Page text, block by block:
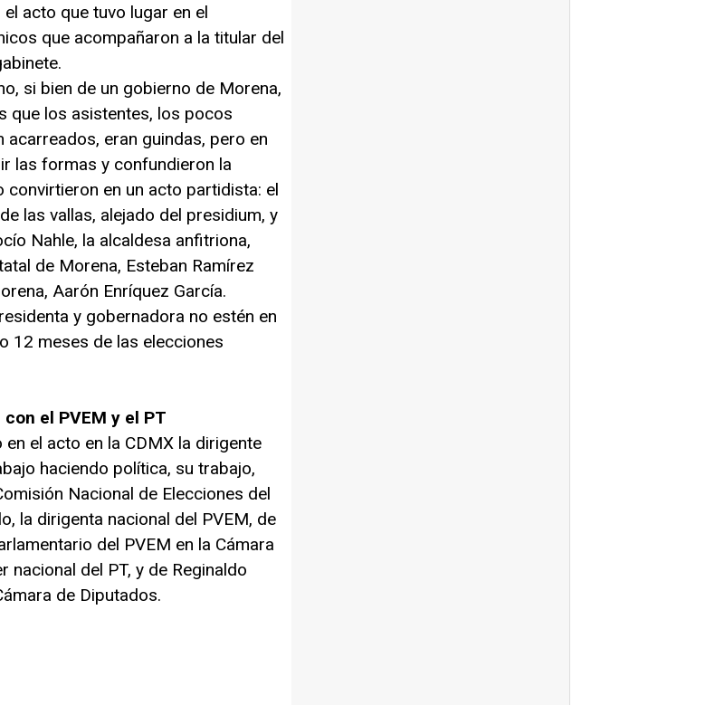
acto que tuvo lugar en el
que acompañaron a la titular del
si bien de un gobierno de Morena,
que los asistentes, los pocos
eran guindas, pero en
las formas y confundieron la
convirtieron en un acto partidista: el
las vallas, alejado del presidium, y
Nahle, la alcaldesa anfitriona,
de Morena, Esteban Ramírez
Aarón Enríquez García.
y gobernadora no estén en
12 meses de las elecciones
el PVEM y el PT
el acto en la CDMX la dirigente
haciendo política, su trabajo,
Nacional de Elecciones del
la dirigenta nacional del PVEM, de
del PVEM en la Cámara
nacional del PT, y de Reginaldo
de Diputados.